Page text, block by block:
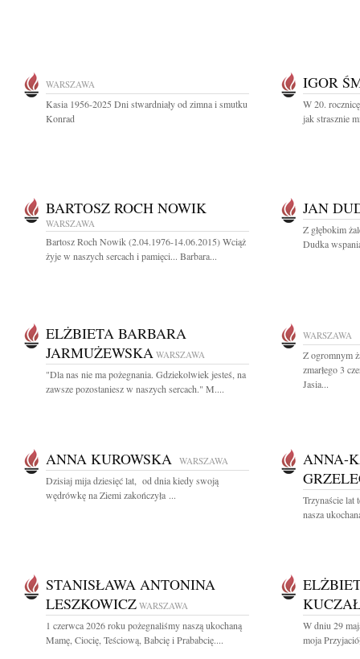
WARSZAWA
Kasia 1956-2025 Dni stwardniały od zimna i smutku
Konrad
IGOR
W 20.
jak strasznie
BARTOSZ ROCH NOWIK
WARSZAWA
Bartosz Roch Nowik (2.04.1976-14.06.2015) Wciąż
żyje w naszych sercach i pamięci... Barbara...
JAN
Z głębokim
Dudka
ELŻBIETA BARBARA
JARMUŻEWSKA WARSZAWA
"Dla nas nie ma pożegnania. Gdziekolwiek jesteś, na
zawsze pozostaniesz w naszych sercach." M....
WARSZAWA
Z ogromnym
zmarłego 3
Jasia...
ANNA KUROWSKA WARSZAWA
Dzisiaj mija dziesięć lat, od dnia kiedy swoją
wędrówkę na Ziemi zakończyła ...
ANNA-
Trzynaście lat
nasza
STANISŁAWA ANTONINA
LESZKOWICZ WARSZAWA
1 czerwca 2026 roku pożegnaliśmy naszą ukochaną
Mamę, Ciocię, Teściową, Babcię i Prababcię....
W dniu 29
moja